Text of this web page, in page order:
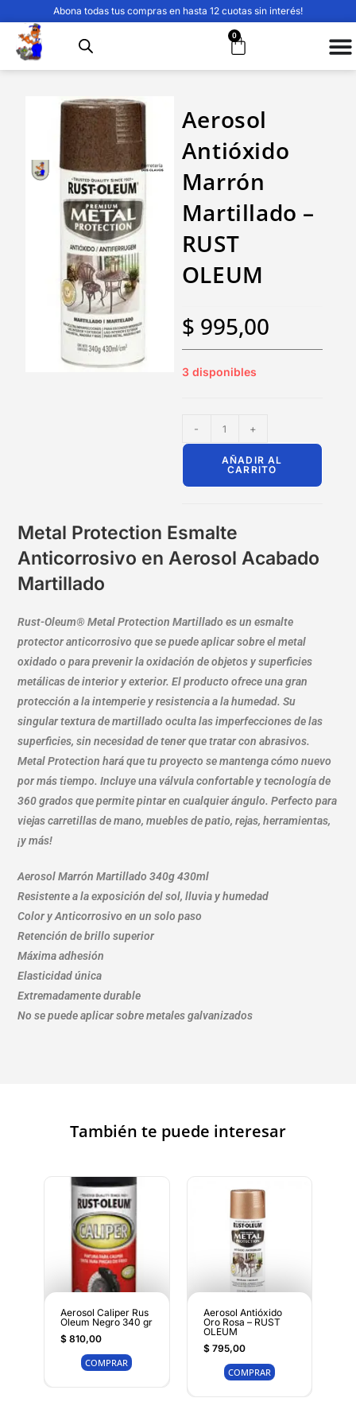
Abona todas tus compras en hasta 12 cuotas sin interés!
0
Aerosol
Antióxido
Marrón
Martillado –
RUST
OLEUM
$ 995,00
3 disponibles
- +
AÑADIR AL
CARRITO
Metal Protection Esmalte
Anticorrosivo en Aerosol Acabado
Martillado
Rust-Oleum® Metal Protection Martillado es un esmalte
protector anticorrosivo que se puede aplicar sobre el metal
oxidado o para prevenir la oxidación de objetos y superficies
metálicas de interior y exterior. El producto ofrece una gran
protección a la intemperie y resistencia a la humedad. Su
singular textura de martillado oculta las imperfecciones de las
superficies, sin necesidad de tener que tratar con abrasivos.
Metal Protection hará que tu proyecto se mantenga cómo nuevo
por más tiempo. Incluye una válvula confortable y tecnología de
360 grados que permite pintar en cualquier ángulo. Perfecto para
viejas carretillas de mano, muebles de patio, rejas, herramientas,
¡y más!
Aerosol Marrón Martillado 340g 430ml
Resistente a la exposición del sol, lluvia y humedad
Color y Anticorrosivo en un solo paso
Retención de brillo superior
Máxima adhesión
Elasticidad única
Extremadamente durable
No se puede aplicar sobre metales galvanizados
También te puede interesar
Aerosol Caliper Rus
Oleum Negro 340 gr
$810,00
COMPRAR
Aerosol Antióxido
Oro Rosa – RUST
OLEUM
$795,00
COMPRAR